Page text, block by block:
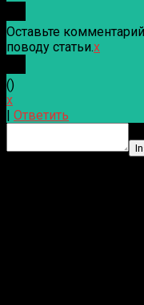
Оставьте
поводу статьи.x
()
x
Ответить